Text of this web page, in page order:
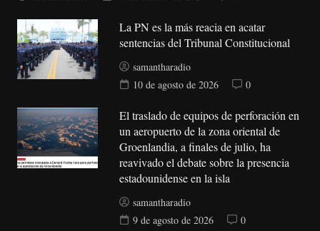
La PN es la más reacia en acatar
sentencias del Tribunal Constitucional
samantharadio
10 de agosto de 2026
0
El traslado de equipos de perforación en
un aeropuerto de la zona oriental de
Groenlandia, a finales de julio, ha
reavivado el debate sobre la presencia
estadounidense en la isla
samantharadio
9 de agosto de 2026
0